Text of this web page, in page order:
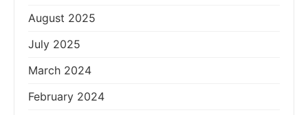
August 2025
July 2025
March 2024
February 2024